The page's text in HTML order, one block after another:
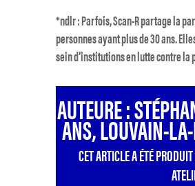
*ndlr : Parfois, Scan-R partage la
personnes ayant plus de 30 ans.
sein d’institutions en lutte contre la
AUTEURE :
ANS, LOUVAIN-
CET ARTICLE A ÉTÉ